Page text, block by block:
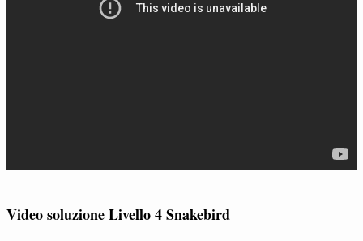
Video soluzione Livello 4 Snakebird